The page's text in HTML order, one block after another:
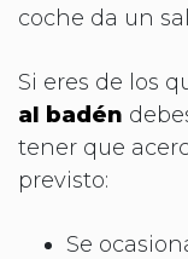
coche da un
Si eres de los
al badén
tener que
previsto:
Se